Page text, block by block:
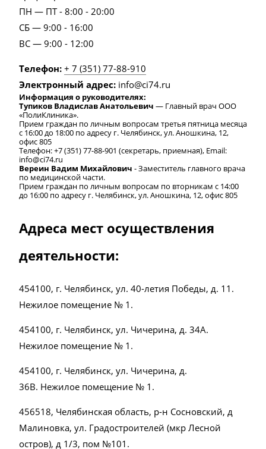
ПН — ПТ - 8:00 - 20:00
СБ — 9:00 - 16:00
ВС — 9:00 - 12:00
Телефон: + 7 (351) 77-88-910
Электронный адрес: info@ci74.ru
Информация о руководителях:
Тупиков Владислав Анатольевич — Главный врач ООО
«ПолиКлиника».
Прием граждан по личным вопросам третья пятница месяца
с 16:00 до 18:00 по адресу г. Челябинск, ул. Аношкина, 12,
офис 805
Телефон: +7 (351) 77-88-901 (секретарь, приемная), Email:
info@ci74.ru
Вереин Вадим Михайлович - Заместитель главного врача
по медицинской части.
Прием граждан по личным вопросам по вторникам с 14:00
до 16:00 по адресу г. Челябинск, ул. Аношкина, 12, офис 805
Адреса мест осуществления
деятельности:
454100, г. Челябинск, ул. 40-летия Победы, д. 11.
Нежилое помещение № 1.
454100, г. Челябинск, ул. Чичерина, д. 34А.
Нежилое помещение № 1.
454100, г. Челябинск, ул. Чичерина, д.
36В. Нежилое помещение № 1.
456518, Челябинская область, р-н Сосновский, д
Малиновка, ул. Градостроителей (мкр Лесной
остров), д 1/3, пом №101.